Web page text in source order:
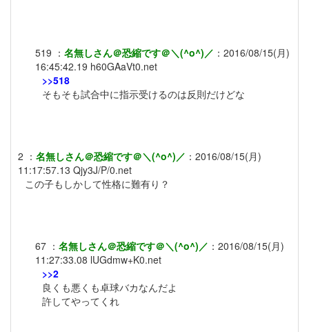
519 ： 名無しさん＠恐縮です＠＼(^o^)／ ： 2016/08/15(月)
16:45:42.19 h60GAaVt0.net
>>518
そもそも試合中に指示受けるのは反則だけどな
2 ： 名無しさん＠恐縮です＠＼(^o^)／ ： 2016/08/15(月)
11:17:57.13 Qjy3J/P/0.net
この子もしかして性格に難有り？
67 ： 名無しさん＠恐縮です＠＼(^o^)／ ： 2016/08/15(月)
11:27:33.08 lUGdmw+K0.net
>>2
良くも悪くも卓球バカなんだよ
許してやってくれ